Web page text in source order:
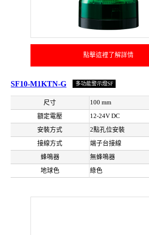
點擊這裡了解詳情
SF10-M1KTN-G 多功能警示燈SF
尺寸
100 mm
額定電壓
12-24V DC
安裝方式
2點孔位安裝
接線方式
端子台接線
蜂鳴器
無蜂鳴器
地球色
綠色